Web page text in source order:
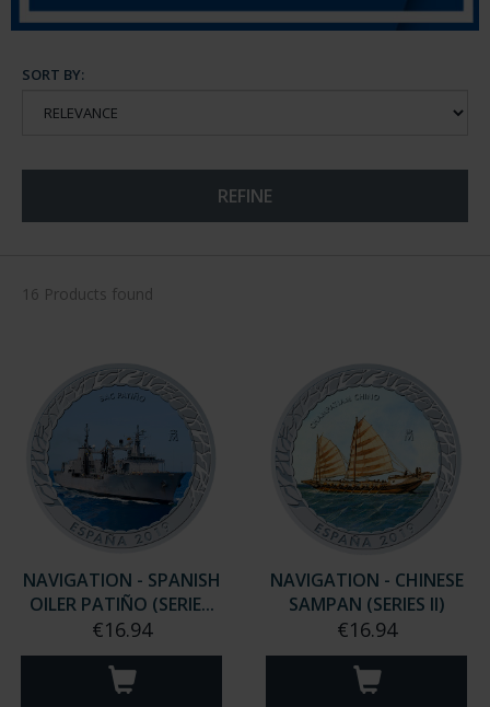
SORT BY:
REFINE
16 Products found
NAVIGATION - SPANISH
OILER PATIÑO (SERIE...
€16.94
NAVIGATION - CHINESE
SAMPAN (SERIES II)
€16.94